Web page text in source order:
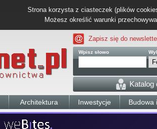
Strona korzysta z ciasteczek (plików
Możesz określić warunki
Zapisz się do
Wpisz słowo
Katalog
Architektura Inwestycje Budowa